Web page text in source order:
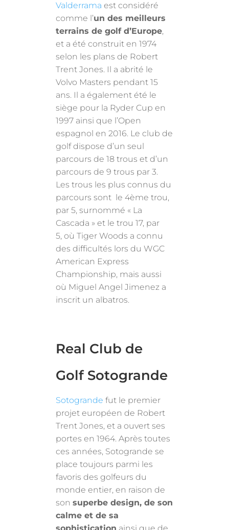
Valderrama est considéré
comme l’un des meilleurs
terrains de golf d’Europe,
et a été construit en 1974
selon les plans de Robert
Trent Jones. Il a abrité le
Volvo Masters pendant 15
ans. Il a également été le
siège pour la Ryder Cup en
1997 ainsi que l’Open
espagnol en 2016. Le club de
golf dispose d’un seul
parcours de 18 trous et d’un
parcours de 9 trous par 3.
Les trous les plus connus du
parcours sont le 4ème trou,
par 5, surnommé « La
Cascada » et le trou 17, par
5, où Tiger Woods a connu
des difficultés lors du WGC
American Express
Championship, mais aussi
où Miguel Angel Jimenez a
inscrit un albatros.
Real Club de
Golf Sotogrande
Sotogrande fut le premier
projet européen de Robert
Trent Jones, et a ouvert ses
portes en 1964. Après toutes
ces années, Sotogrande se
place toujours parmi les
favoris des golfeurs du
monde entier, en raison de
sonsuperbe design, de son
calme et de sa